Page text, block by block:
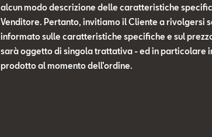
alcun modo descrizione delle caratteristiche
Venditore. Pertanto, invitiamo il Cliente a rivolgersi
informato sulle caratteristiche specifiche e sul
sarà oggetto di singola trattativa - ed in particolare
prodotto al momento dell’ordine.